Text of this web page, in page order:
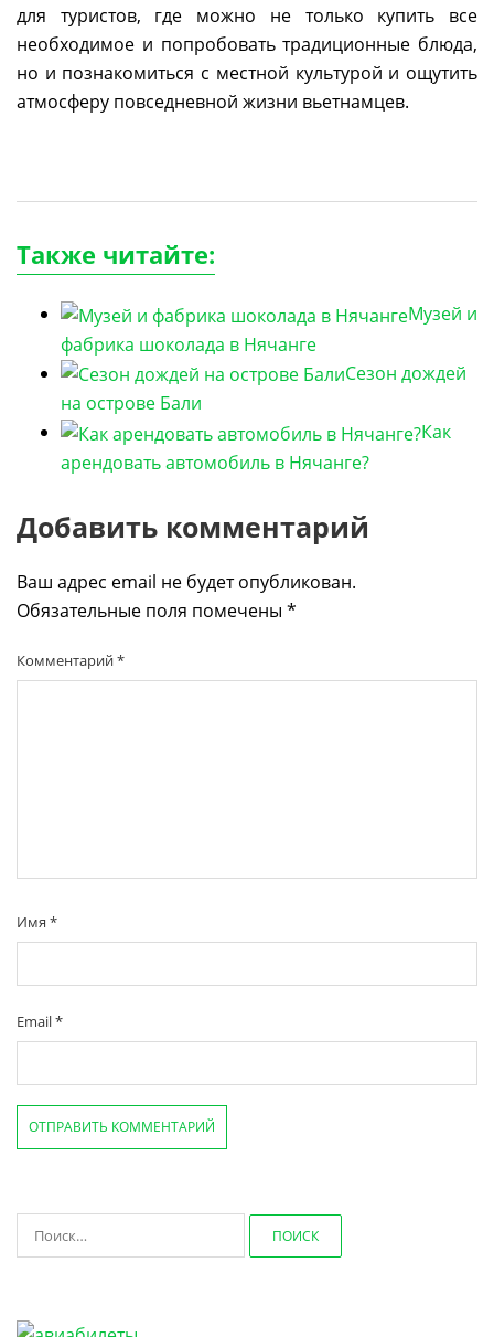
для туристов, где можно не только купить все
необходимое и попробовать традиционные блюда,
но и познакомиться с местной культурой и ощутить
атмосферу повседневной жизни вьетнамцев.
Также читайте:
Музей и
фабрика шоколада в Нячанге
Сезон дождей
на острове Бали
Как
арендовать автомобиль в Нячанге?
Добавить комментарий
Ваш адрес email не будет опубликован.
Обязательные поля помечены *
Комментарий*
Имя *
Email*